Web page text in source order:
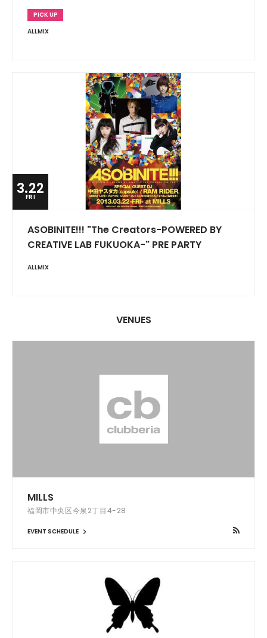
PICK UP
ALLMIX
3.22
FRI
ASOBINITE!!! "The Creators-POWERED BY
CREATIVE LAB FUKUOKA-" PRE PARTY
ALLMIX
VENUES
MILLS
福岡市中央区今泉2丁目4-28
EVENT SCHEDULE